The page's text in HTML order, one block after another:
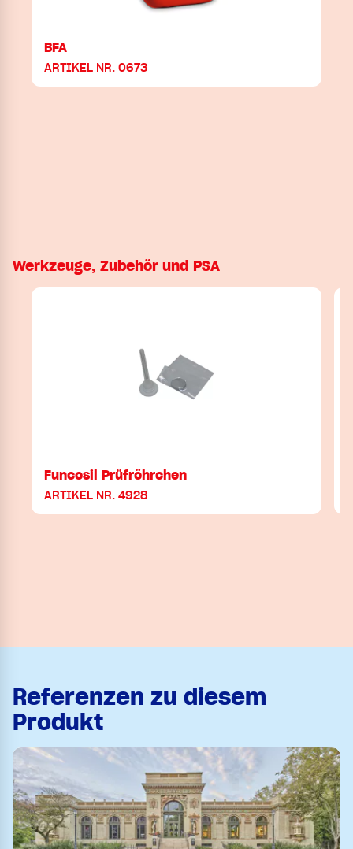
BFA
ARTIKEL NR. 0673
Werkzeuge, Zubehör und PSA
Funcosil Prüfröhrchen
ARTIKEL NR. 4928
Referenzen zu diesem
Produkt